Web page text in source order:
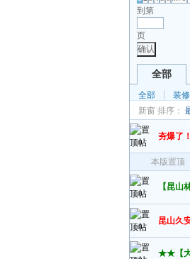
到第
页
确认
全部
全部 装
新窗 排序：
夯爆了
本版置顶
【昆山
昆山久
★★【大